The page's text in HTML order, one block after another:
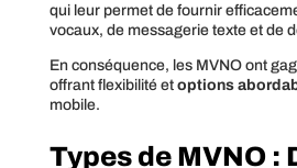
qui leur permet de fournir
vocaux, de messagerie texte et de
En conséquence, les MVNO ont
offrant flexibilité et options
mobile.
Types de MVNO :